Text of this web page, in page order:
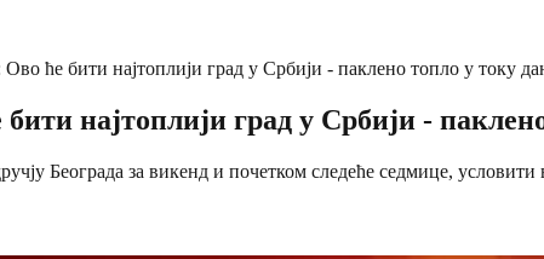
ће бити најтоплији град у Србији - паклено топло у току
најтоплији град у Србији -
Београда за викенд и почетком следеће седмице,